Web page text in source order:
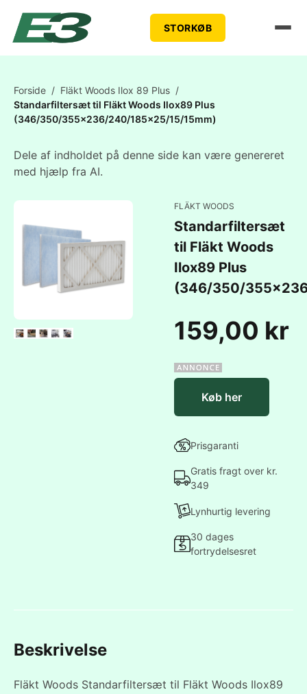
STORKØB
Forside / Fläkt Woods Ilox 89 Plus /
Standarfiltersæt til Fläkt Woods Ilox89 Plus
(346/350/355x236/240/185x25/15/15mm)
Dele af indholdet på denne side kan være genereret
med hjælp fra AI.
FLÄKT WOODS
Standarfiltersæt
til Fläkt Woods
Ilox89 Plus
(346/350/
159,00 kr
Køb her
Prisgaranti
Gratis fragt over kr.
349
Lynhurtig levering
30 dages
fortrydelsesret
Beskrivelse
Fläkt Woods Standarfiltersæt til Fläkt Woods Ilox89